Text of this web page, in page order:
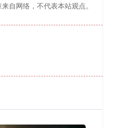
自网络，不代表本站观点。